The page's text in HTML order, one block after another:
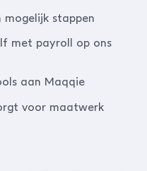
mogelijk stappen
met payroll op ons
aan Maqqie
voor maatwerk